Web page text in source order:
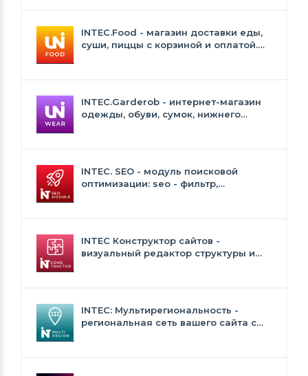
INTEC.Food - магазин доставки еды,
суши, пиццы с корзиной и оплатой.
INTEC.Garderob - интернет-магазин
одежды, обуви, сумок, нижнего
INTEC. SEO - модуль поисковой
оптимизации: seo - фильтр,
INTEC Конструктор сайтов -
визуальный редактор структуры и
INTEC: Мультирегиональность -
региональная сеть вашего сайта с